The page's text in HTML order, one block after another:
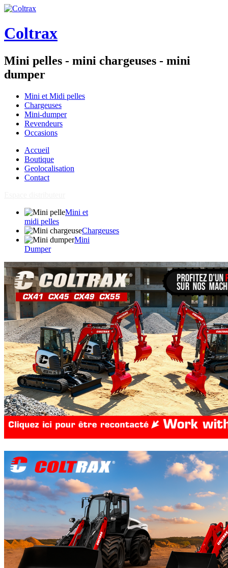
Coltrax
Mini pelles - mini chargeuses - mini
dumper
Mini et Midi pelles
Chargeuses
Mini-dumper
Revendeurs
Occasions
Accueil
Boutique
Geolocalisation
Contact
Mini et
midi pelles
Chargeuses
Mini
Dumper